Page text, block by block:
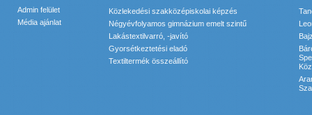
Admin felület
Média ajánlat
Közlekedési szakközépiskolai képzés
Négyévfolyamos gimnázium emelt szintű
Lakástextilvarró, -javító
Gyorsétkeztetési eladó
Textiltermék összeállító